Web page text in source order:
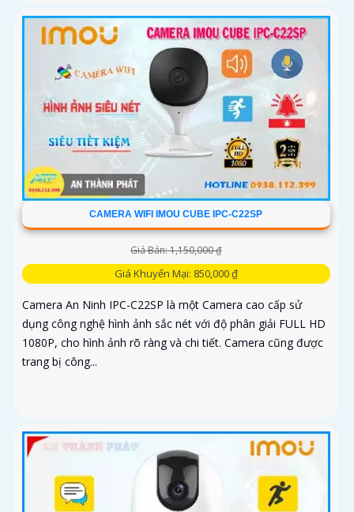
CAMERA WIFI IMOU CUBE IPC-C22SP
Giá Bán: 1,150,000 ₫
Giá Khuyến Mại: 850,000 ₫
Camera An Ninh IPC-C22SP là một Camera cao cấp sử
dụng công nghệ hình ảnh sắc nét với độ phân giải FULL HD
1080P, cho hình ảnh rõ ràng và chi tiết. Camera cũng được
trang bị công...